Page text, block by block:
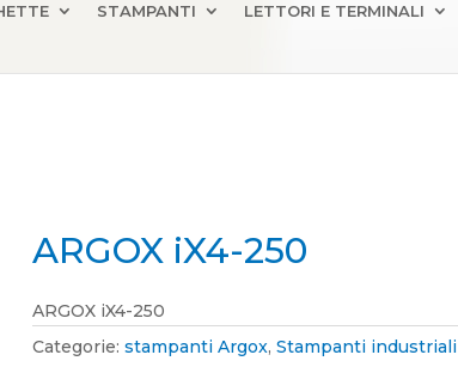
STAMPANTI LETTORI E TERMINALI
ARGOX iX4-250
ARGOX iX4-250
Categorie: stampanti Argox, Stampanti industriali